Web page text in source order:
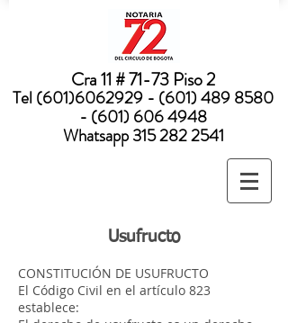
Cra 11 # 71-73 Piso 2
Tel (601)6062929 - (601) 4898580
- (601) 606 4948
Whatsapp315 282 2541
Usufructo
CONSTITUCIÓN DE USUFRUCTO
El Código Civil en el artículo 823
establece: